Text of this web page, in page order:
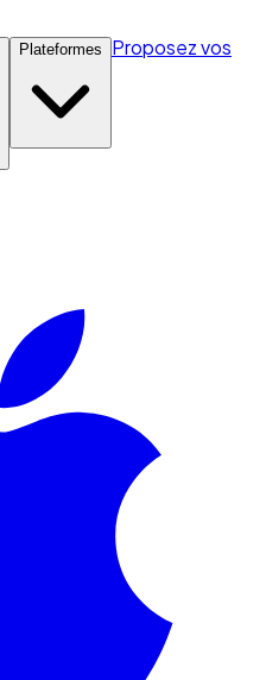
Plateformes Proposez vos